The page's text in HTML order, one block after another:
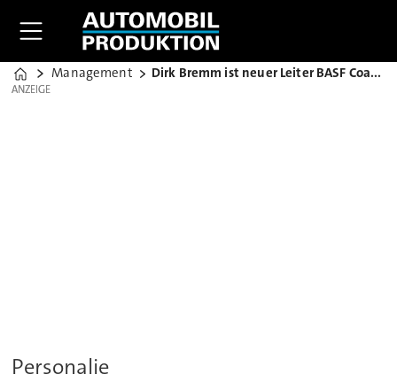
Home
Management Dirk Bremm ist neuer Leiter BASF Coatings
ANZEIGE
ANZEIGE
Personalie